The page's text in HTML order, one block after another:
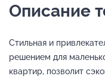
Описание
Стильная и
решением для
квартир, позволит